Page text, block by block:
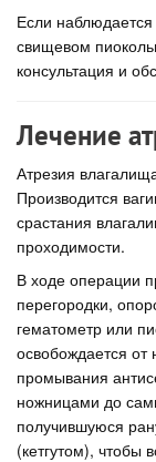
Если
свищевом
консультация и
Лечение
Атрезия
Производится
срастания
проходимости.
В ходе операции
перегородки,
гематометр или
освобождается
промывания
ножницами до
получившуюся
(кетгутом), чтобы